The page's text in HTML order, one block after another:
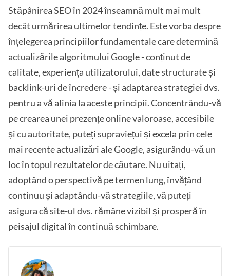
Stăpânirea SEO în 2024 înseamnă mult mai mult
decât urmărirea ultimelor tendințe. Este vorba despre
înțelegerea principiilor fundamentale care determină
actualizările algoritmului Google - conținut de
calitate, experiența utilizatorului, date structurate și
backlink-uri de încredere - și adaptarea strategiei dvs.
pentru a vă alinia la aceste principii. Concentrându-vă
pe crearea unei prezențe online valoroase, accesibile
și cu autoritate, puteți supraviețui și excela prin cele
mai recente actualizări ale Google, asigurându-vă un
loc în topul rezultatelor de căutare. Nu uitați,
adoptând o perspectivă pe termen lung, învățând
continuu și adaptându-vă strategiile, vă puteți
asigura că site-ul dvs. rămâne vizibil și prosperă în
peisajul digital în continuă schimbare.